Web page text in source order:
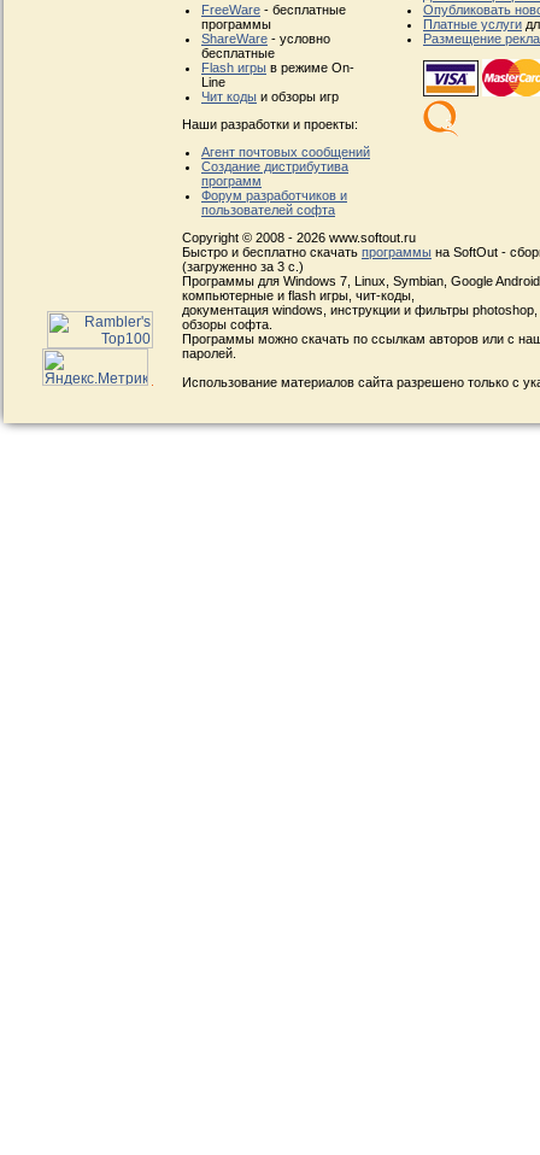
FreeWare - бесплатные
программы
ShareWare - условно
бесплатные
Flash игры в режиме On-
Line
Чит коды и обзоры игр
Наши разработки и проекты:
Агент почтовых сообщений
Создание дистрибутива
программ
Форум разработчиков и
пользователей софта
Опубликовать
Платные услуги
Размещение
Copyright © 2008 - 2026 www.softout.ru
Быстро и бесплатно скачать программы на SoftOut -
(загруженно за 3 с.)
Программы для Windows 7, Linux, Symbian, Google
компьютерные и flash игры, чит-коды,
документация windows, инструкции и фильтры
обзоры софта.
Программы можно скачать по ссылкам авторов или с
паролей.
Использование материалов сайта разрешено только с